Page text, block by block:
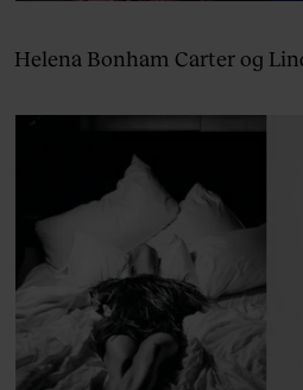
Helena Bonham Carter og